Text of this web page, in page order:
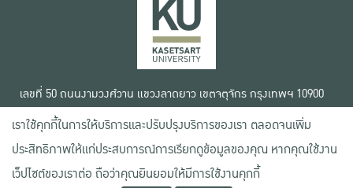
เลขที่ 50 ถนนงามวงศ์วาน แขวงลาดยาว เขตจตุจักร กรุงเทพฯ 10900
โทรศัพท์ +66 (0) 2942 8200-45
เงื่อนไขการใช้งานเว็บไซต์
ข้อตกลงด้านสิทธิ์ใช้งาน
นโยบายความเป็นส่วนตัว
เราใช้คุกกี้ในการให้บริการและปรับปรุงบริการของเรา ตลอดจนเพิ่ม
ประสิทธิภาพให้แก่ประสบการณ์การเรียกดูข้อมูลของคุณ หากคุณใช้งาน
เว็ปไซต์ของเราต่อ ถือว่าคุณยินยอมให้มีการใช้งานคุกกี้